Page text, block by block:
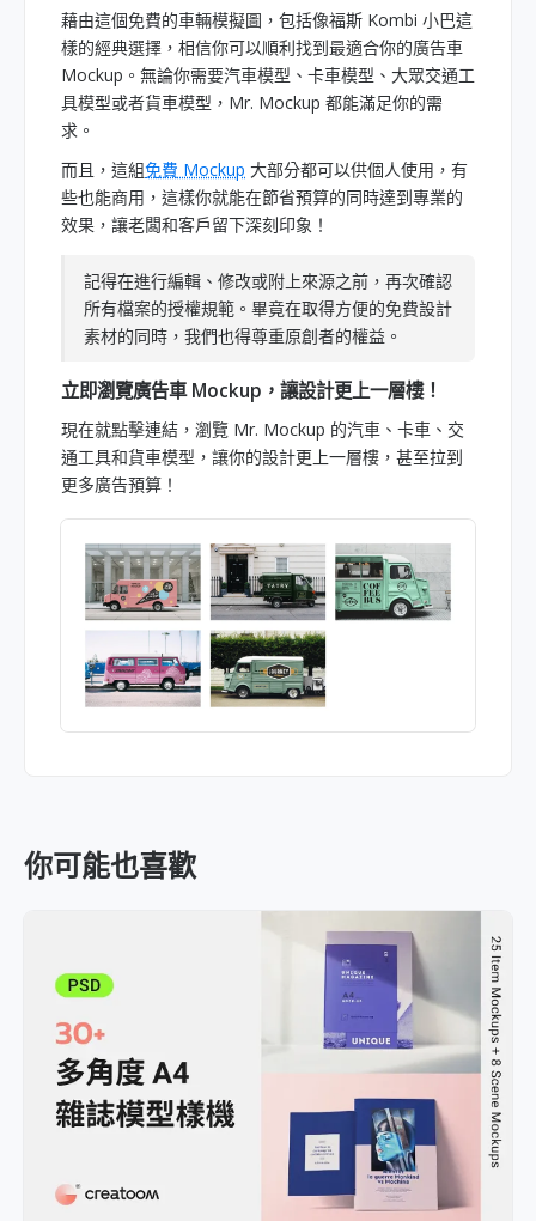
藉由這個免費的車輛模擬圖，包括像福斯 Kombi 小巴這
樣的經典選擇，相信你可以順利找到最適合你的廣告車
Mockup。無論你需要汽車模型、卡車模型、大眾交通工
具模型或者貨車模型，Mr. Mockup 都能滿足你的需
求。
而且，這組免費 Mockup 大部分都可以供個人使用，有
些也能商用，這樣你就能在節省預算的同時達到專業的
效果，讓老闆和客戶留下深刻印象！
記得在進行編輯、修改或附上來源之前，再次確認
所有檔案的授權規範。畢竟在取得方便的免費設計
素材的同時，我們也得尊重原創者的權益。
立即瀏覽廣告車 Mockup，讓設計更上一層樓！
現在就點擊連結，瀏覽 Mr. Mockup 的汽車、卡車、交
通工具和貨車模型，讓你的設計更上一層樓，甚至拉到
更多廣告預算！
你可能也喜歡